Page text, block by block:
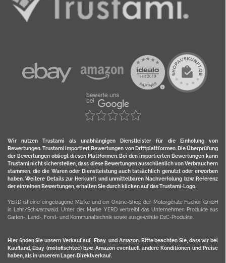
Wir nutzen Trustami als unabhängigen Dienstleister für die Einholung von
Bewertungen. Trustami importiert Bewertungen von Drittplattformen. Die Überprüfung
der Bewertungen obliegt diesen Plattformen. Bei den importierten Bewertungen kann
Trustami nicht sicherstellen, dass diese Bewertungen ausschließlich von Verbrauchern
stammen, die die Waren oder Dienstleistung auch tatsächlich genutzt oder erworben
haben. Weitere Details zur Herkunft und unmittelbaren Nachverfolung bzw. Referenz
der einzelnen Bewertungen, erhalten Sie durch klicken auf das Trustami-Logo.
YERD ist eine eingetragene Marke und ein Online-Shop der Motorgeräte Fischer GmbH
in Lahr/Schwarzwald. Unter der Marke YERD vertreibt das Unternehmen Produkte aus
Garten-, Land-, Forst- und Kommunaltechnik sowie ausgewählte D2C-Produkte.
Hier finden Sie unsern Verkauf auf Ebayund Amazon. Bitte beachten Sie, dass wir bei
Kaufland, Ebay (motofischtec) bzw. Amazon eventuell andere Konditionen und Preise
haben, als in unserem Lager-Direktverkauf.